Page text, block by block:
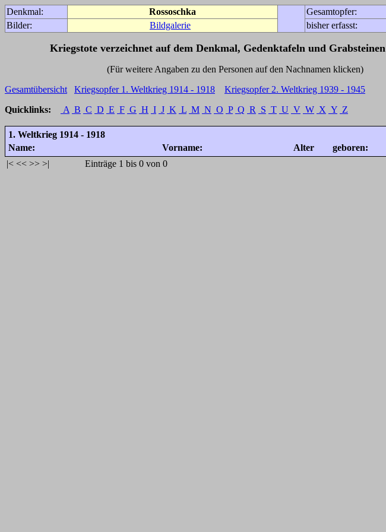
Denkmal: Rossoschka
Gesamtopfer:
Bilder:
Bildgalerie bisher erfasst:
Kriegstote verzeichnet auf dem Denkmal, Gedenktafeln und Grabsteinen
(Für weitere Angaben zu den Personen auf den Nachnamen klicken)
Gesamtübersicht
Kriegsopfer 1. Weltkrieg 1914 - 1918
Kriegsopfer 2. Weltkrieg 1939 - 1945
Quicklinks:
A B C D E F G H I J K L M N O P Q R S T U V W X Y Z
1. Weltkrieg 1914 - 1918
Name:
Vorname: Alter geboren:
|< << >> >| Einträge 1 bis 0 von 0